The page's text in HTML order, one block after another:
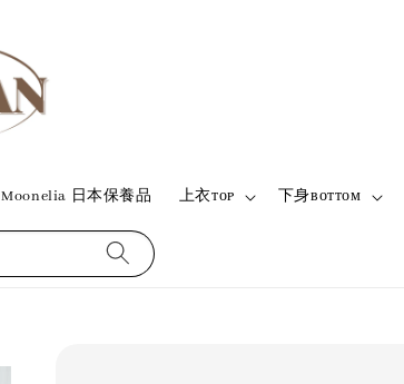
Moonelia 日本保養品 上衣ᴛᴏᴘ 下身ʙᴏᴛᴛᴏᴍ